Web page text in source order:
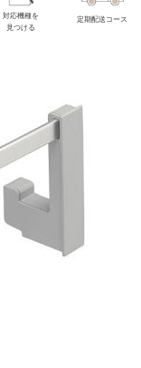
対応機種を
見つける
定期配送コース